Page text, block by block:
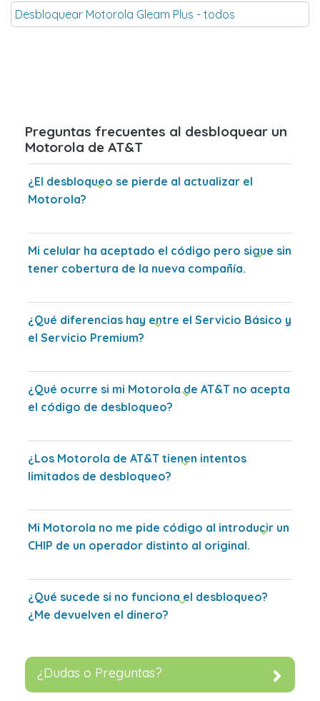
Desbloquear Motorola Gleam Plus - todos
Preguntas frecuentes al desbloquear un
Motorola de AT&T
¿El desbloqueo se pierde al actualizar el
Motorola?
Mi celular ha aceptado el código pero sigue sin
tener cobertura de la nueva compañía.
¿Qué diferencias hay entre el Servicio Básico y
el Servicio Premium?
¿Qué ocurre si mi Motorola de AT&T no acepta
el código de desbloqueo?
¿Los Motorola de AT&T tienen intentos
limitados de desbloqueo?
Mi Motorola no me pide código al introducir un
CHIP de un operador distinto al original.
¿Qué sucede si no funciona el desbloqueo?
¿Me devuelven el dinero?
¿Dudas o Preguntas?